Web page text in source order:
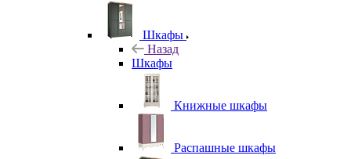
Шкафы
Назад
Шкафы
Книжные шкафы
Распашные шкафы